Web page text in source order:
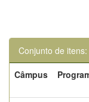
Conjunto de itens:
Câmpus